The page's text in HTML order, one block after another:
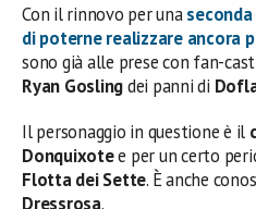
Con il rinnovo per una
di poterne realizzare ancora
sono già alle prese con fan-
Ryan Goslingdei panni di
Il personaggio in questione è il
Donquixotee per un certo
Flotta dei Sette. È anche
Dressrosa.